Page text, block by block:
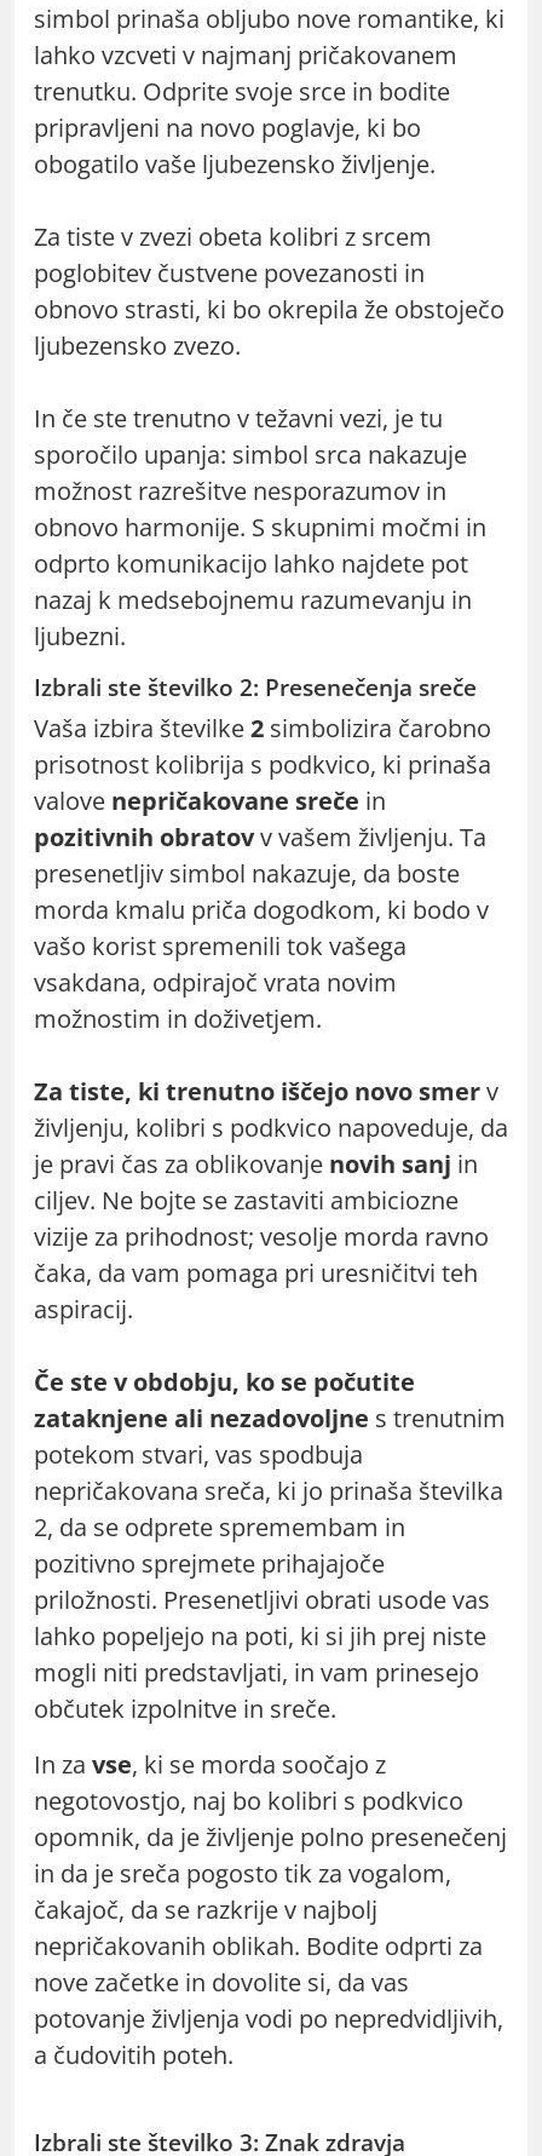
simbol prinaša obljubo nove romantike, ki
lahko vzcveti v najmanj pričakovanem
trenutku. Odprite svoje srce in bodite
pripravljeni na novo poglavje, ki bo
obogatilo vaše ljubezensko življenje.
Za tiste v zvezi obeta kolibri z srcem
poglobitev čustvene povezanosti in
obnovo strasti, ki bo okrepila že obstoječo
ljubezensko zvezo.
In če ste trenutno v težavni vezi, je tu
sporočilo upanja: simbol srca nakazuje
možnost razrešitve nesporazumov in
obnovo harmonije. S skupnimi močmi in
odprto komunikacijo lahko najdete pot
nazaj k medsebojnemu razumevanju in
ljubezni.
Izbrali ste številko 2: Presenečenja sreče
Vaša izbira številke2 simbolizira čarobno
prisotnost kolibrija s podkvico, ki prinaša
valove nepričakovane sreče in
pozitivnih obratovv vašem življenju. Ta
presenetljiv simbol nakazuje, da boste
morda kmalu priča dogodkom, ki bodo v
vašo korist spremenili tok vašega
vsakdana, odpirajoč vrata novim
možnostim in doživetjem.
Za tiste, ki trenutno iščejo novo smerv
življenju, kolibri s podkvico napoveduje, da
je pravi čas za oblikovanje novih sanj in
ciljev. Ne bojte se zastaviti ambiciozne
vizije za prihodnost; vesolje morda ravno
čaka, da vam pomaga pri uresničitvi teh
aspiracij.
Če ste v obdobju, ko se počutite
zataknjene ali nezadovoljne s trenutnim
potekom stvari, vas spodbuja
nepričakovana sreča, ki jo prinaša številka
2, da se odprete spremembam in
pozitivno sprejmete prihajajoče
priložnosti. Presenetljivi obrati usode vas
lahko popeljejo na poti, ki si jih prej niste
mogli niti predstavljati, in vam prinesejo
občutek izpolnitve in sreče.
In za vse, ki se morda soočajo z
negotovostjo, naj bo kolibri s podkvico
opomnik, da je življenje polno presenečenj
in da je sreča pogosto tik za vogalom,
čakajoč, da se razkrije v najbolj
nepričakovanih oblikah. Bodite odprti za
nove začetke in dovolite si, da vas
potovanje življenja vodi po nepredvidljivih,
a čudovitih poteh.
Izbrali ste številko 3: Znak zdravja